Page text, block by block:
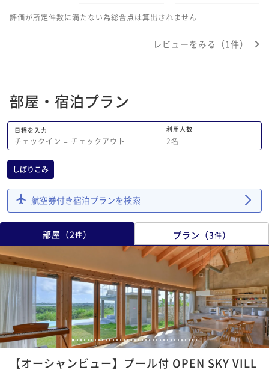
評価が所定件数に満たない為総合点は算出されません
レビューをみる（1件）
部屋・宿泊プラン
日程を入力
チェックイン − チェックアウト
利用人数
2名
しぼりこみ
航空券付き宿泊プランを検索
部屋 （2件） プラン （3件）
12345678910111213141516171819202122 2324 25 26 2728 29 30 31 32 333435
【オーシャンビュー】プール付 OPEN SKY VILL